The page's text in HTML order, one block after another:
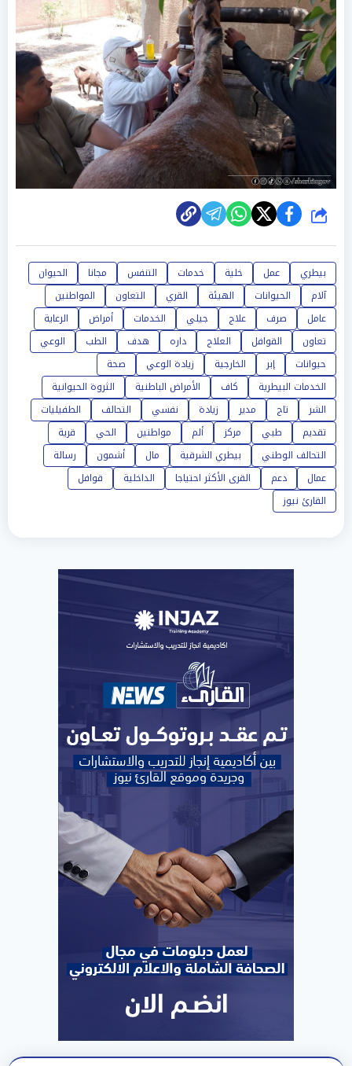
شارك
بيطري عمل خلية خدمات التنفس مجانا
الحيوان
آلام
الحيوانات الهيئة القري التعاون
المواطنين
عامل
صرف علاج جيلي الخدمات أمراض
الرعاية
تعاون
القوافل العلاج داره هدف الطب
الوعي
حيوانات
إبر الخارجية زيادة الوعي
صحة
الخدمات البيطرية
كاف الأمراض الباطنية
الثروة الحيوانية
الشر
تاج مدير زيادة نفسي التحالف
الطفيليات
تقديم
طبي مركز ألم مواطنين الحي
قرية
التحالف الوطني
بيطري الشرقية مال أشمون
رسالة
عمال
دعم القرى الأكثر احتياجا الداخلية
قوافل
القارئ نيوز